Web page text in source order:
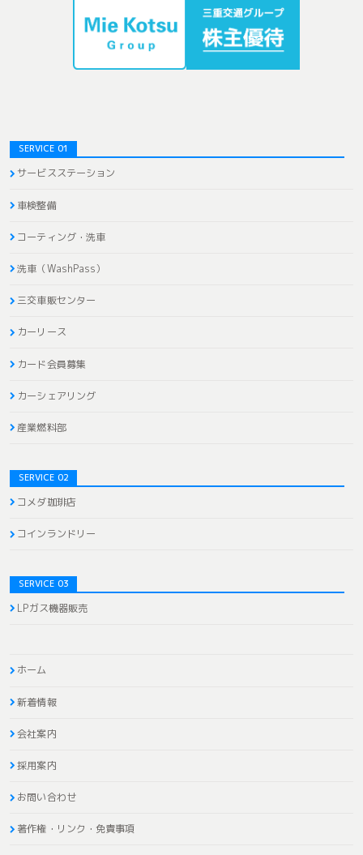
SERVICE 01
サービスステーション
車検整備
コーティング・洗車
洗車（WashPass）
三交車販センター
カーリース
カード会員募集
カーシェアリング
産業燃料部
SERVICE 02
コメダ珈琲店
コインランドリー
SERVICE 03
LPガス機器販売
ホーム
新着情報
会社案内
採用案内
お問い合わせ
著作権・リンク・免責事項